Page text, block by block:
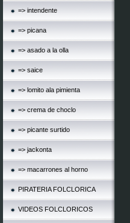
=> intendente
=> picana
=> asado a la olla
=> saice
=> lomito ala pimienta
=> crema de choclo
=> picante surtido
=> jackonta
=> macarrones al horno
PIRATERIA FOLCLORICA
VIDEOS FOLCLORICOS